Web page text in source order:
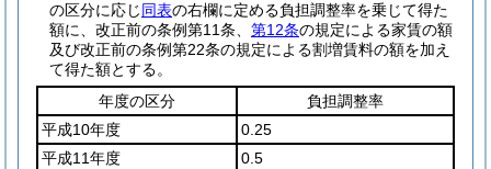
の区分に応じ同表の右欄に定める負担調整率を乗じて得た
額に、改正前の条例第11条、 第12条の規定による家賃の額
及び改正前の条例第22条の規定による割増賃料の額を加え
て得た額とする。
年度の区分
負担調整率
平成10年度
0.25
平成11年度
0.5